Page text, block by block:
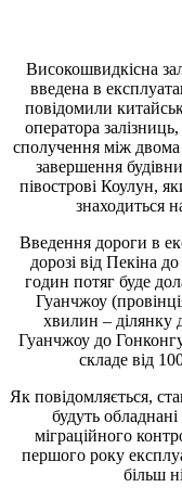
Високошвидкісна
введена в
повідомили
оператора
сполучення між двома
завершення
півострові Коулун,
знаходиться
Введення дороги в
дорозі від Пекіна
годин потяг буде
Гуанчжоу
хвилин – ділянку
Гуанчжоу до
складе від
Як повідомляється,
будуть
міграційного
першого року
більш